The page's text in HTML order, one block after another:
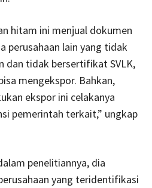
hitam ini menjual dokumen
perusahaan lain yang tidak
dan tidak bersertifikat SVLK,
mengekspor. Bahkan,
ekspor ini celakanya
pemerintah terkait,” ungkap
penelitiannya, dia
yang teridentifikasi